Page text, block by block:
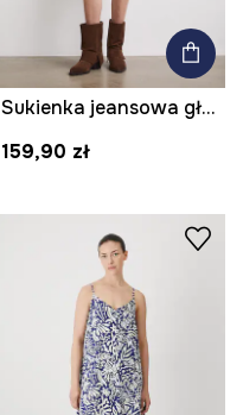
Sukienka jeansowa gładka
159,90 zł